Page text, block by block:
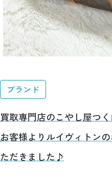
ブランド
買取専門店のこやし屋つ
お客様よりルイヴィトン
ただきました♪